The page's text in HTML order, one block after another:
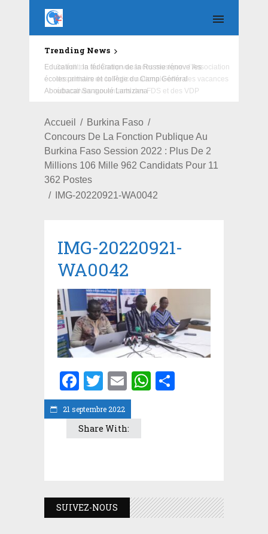
Trending News
Education : la fédération de la Russie rénove les
écoles primaire et collège du Camp Général
Aboubacar Sangoulé Lamizana
Accueil
Burkina Faso
Concours De La Fonction Publique Au
Burkina Faso Session 2022 : Plus De 2
Millions 106 Mille 962 Candidats Pour 11
362 Postes
IMG-20220921-WA0042
21 septembre 2022
IMG-20220921-
WA0042
Facebook
Twitter
EmailWhatsApp
Share With:
SUIVEZ-NOUS